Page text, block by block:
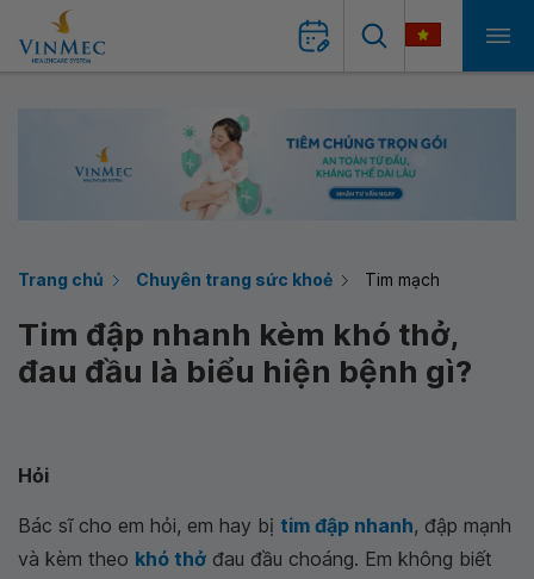
Trang chủ Chuyên trang sức khoẻ Tim mạch
Tim đập nhanh kèm khó thở,
đau đầu là biểu hiện bệnh gì?
Hỏi
Bác sĩ cho em hỏi, em hay bị tim đập nhanh, đập mạnh
và kèm theo khó thở đau đầu choáng. Em không biết